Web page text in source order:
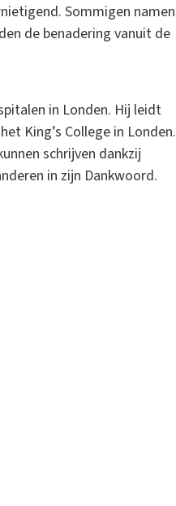
Sommigen namen
de benadering vanuit de
in Londen. Hij leidt
King’s College in Londen.
schrijven dankzij
in zijn Dankwoord.